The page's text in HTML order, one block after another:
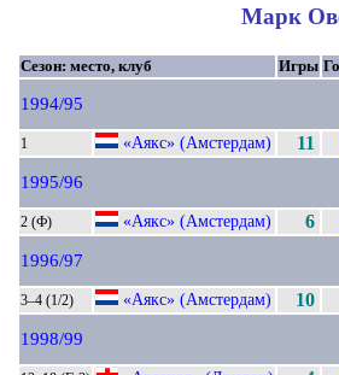
Марк
Сезон: место, клуб Игры
1994/95
1 «Аякс» (Амстердам) 11
1995/96
2 (Ф) «Аякс» (Амстердам) 6
1996/97
3–4 (1/2) «Аякс» (Амстердам) 10
1998/99